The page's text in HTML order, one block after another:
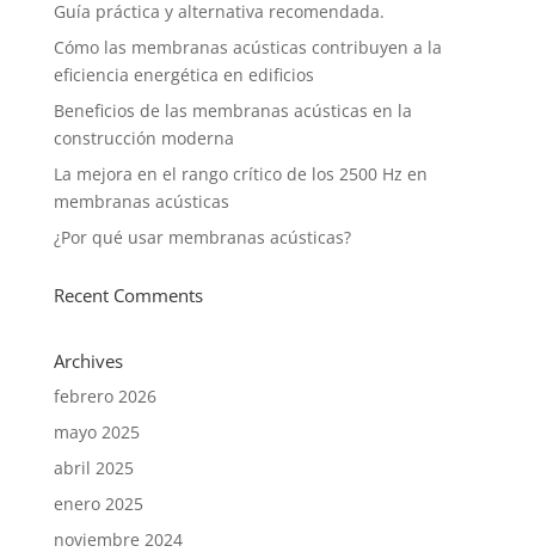
Guía práctica y alternativa recomendada.
Cómo las membranas acústicas contribuyen a la
eficiencia energética en edificios
Beneficios de las membranas acústicas en la
construcción moderna
La mejora en el rango crítico de los 2500 Hz en
membranas acústicas
¿Por qué usar membranas acústicas?
Recent Comments
Archives
febrero 2026
mayo 2025
abril 2025
enero 2025
noviembre 2024